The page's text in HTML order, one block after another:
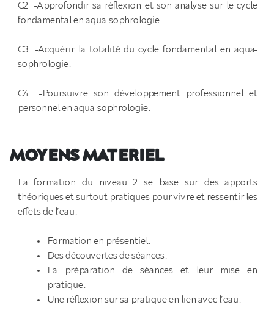
C2 -Approfondir sa réflexion et son analyse sur le cycle
fondamental en aqua-sophrologie.
C3 -Acquérir la totalité du cycle fondamental en aqua-
sophrologie.
C4 -Poursuivre son développement professionnel et
personnel en aqua-sophrologie.
MOYENS MATERIEL
La formation du niveau 2 se base sur des apports
théoriques et surtout pratiques pour vivre et ressentir les
effets de l’eau.
Formation en présentiel.
Des découvertes de séances.
La préparation de séances et leur mise en
pratique.
Une réflexion sur sa pratique en lien avec l’eau.